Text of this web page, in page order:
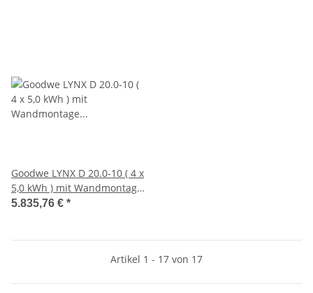
Goodwe LYNX D 20.0-10 ( 4 x
5,0 kWh ) mit Wandmontage
(ACS0022-00-00P)
5.835,76 € *
Artikel 1 - 17 von 17